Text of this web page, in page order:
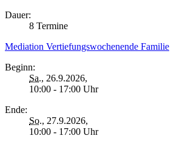
Dauer:
8 Termine
Mediation Vertiefungswochenende Familie
Beginn:
Sa., 26.9.2026,
10:00 - 17:00 Uhr
Ende:
So., 27.9.2026,
10:00 - 17:00 Uhr